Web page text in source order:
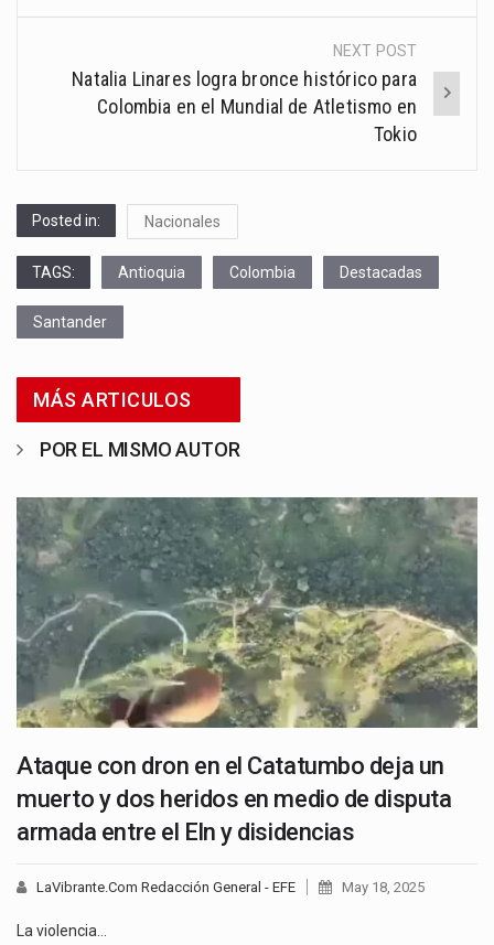
NEXT POST
Natalia Linares logra bronce histórico para
Colombia en el Mundial de Atletismo en
Tokio
Posted in: Nacionales
TAGS: Antioquia Colombia Destacadas
Santander
MÁS ARTICULOS
POR EL MISMO AUTOR
Ataque con dron en el Catatumbo deja un
muerto y dos heridos en medio de disputa
armada entre el Eln y disidencias
LaVibrante.Com Redacción General - EFE May 18, 2025
La violencia…